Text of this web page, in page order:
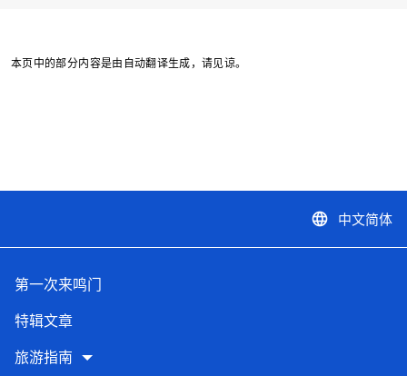
本页中的部分内容是由自动翻译生成，请见谅。
language 中文简体
第一次来鸣门
特辑文章
旅游指南